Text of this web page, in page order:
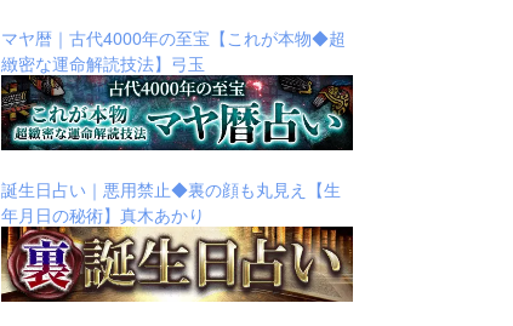
マヤ暦｜古代4000年の至宝【これが本物◆超
緻密な運命解読技法】弓玉
誕生日占い｜悪用禁止◆裏の顔も丸見え【生
年月日の秘術】真木あかり